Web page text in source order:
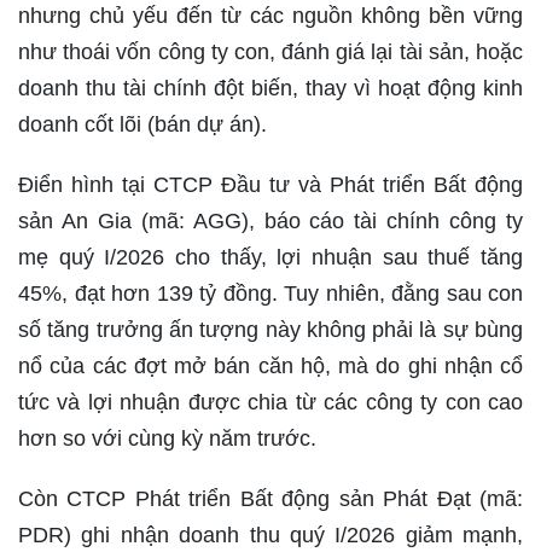
nhưng chủ yếu đến từ các nguồn không bền vững
như thoái vốn công ty con, đánh giá lại tài sản, hoặc
doanh thu tài chính đột biến, thay vì hoạt động kinh
doanh cốt lõi (bán dự án).
Điển hình tại CTCP Đầu tư và Phát triển Bất động
sản An Gia (mã: AGG), báo cáo tài chính công ty
mẹ quý I/2026 cho thấy, lợi nhuận sau thuế tăng
45%, đạt hơn 139 tỷ đồng. Tuy nhiên, đằng sau con
số tăng trưởng ấn tượng này không phải là sự bùng
nổ của các đợt mở bán căn hộ, mà do ghi nhận cổ
tức và lợi nhuận được chia từ các công ty con cao
hơn so với cùng kỳ năm trước.
Còn CTCP Phát triển Bất động sản Phát Đạt (mã:
PDR) ghi nhận doanh thu quý I/2026 giảm mạnh,